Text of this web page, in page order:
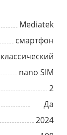
Mediatek
смартфон
классический
nano SIM
2
Да
2024